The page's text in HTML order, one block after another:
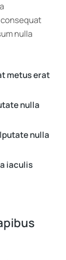
nulla
metus erat
nulla
nulla
iaculis